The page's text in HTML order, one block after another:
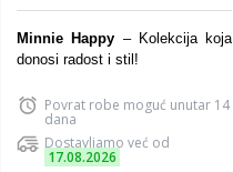
Minnie Happy – Kolekcija koja
donosi radost i stil!
Povrat robe moguć unutar 14
dana
Dostavljamo već od
17.08.2026